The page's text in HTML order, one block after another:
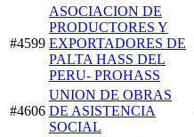
#4599
ASOCIACION DE
PRODUCTORES Y
EXPORTADORES DE
PALTA HASS DEL
PERU- PROHASS
#4606
UNION DE OBRAS
DE ASISTENCIA
SOCIAL